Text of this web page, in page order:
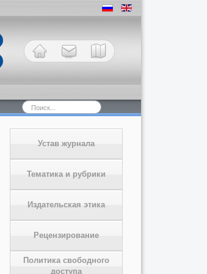
Искать...
Устав журнала
Тематика и рубрики
Издательская этика
Рецензирование
Политика свободного
доступа